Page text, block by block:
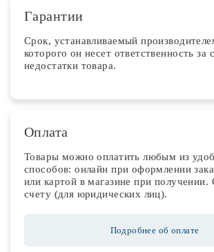
Гарантии
Срок, устанавливаемый
которого он несет ответственность за
недостатки товара.
Оплата
Товары можно оплатить любым из
способов: онлайн при оформлении
или картой в магазине при получении.
счету (для юридических лиц).
Подробнее об оплате